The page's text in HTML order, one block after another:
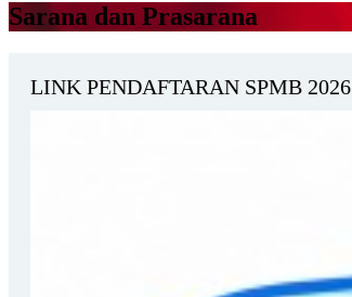
Sarana dan Prasarana
LINK PENDAFTARAN SPMB 2026